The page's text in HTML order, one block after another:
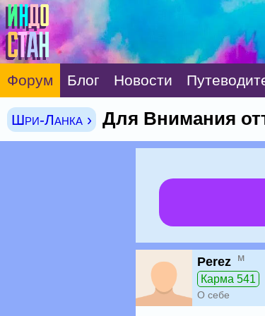
Форум Блог Новости
Шри-Ланка › Для Внимания
Perez м
Карма 541
О себе